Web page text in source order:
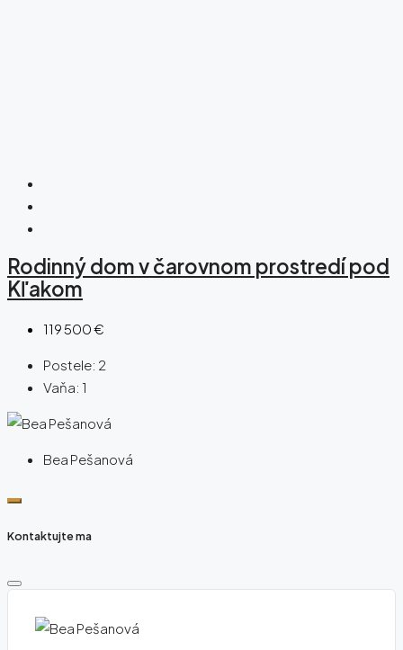
Rodinný dom v čarovnom prostredí pod
Kľakom
119 500 €
Postele: 2
Vaňa: 1
Bea Pešanová
Kontaktujte ma